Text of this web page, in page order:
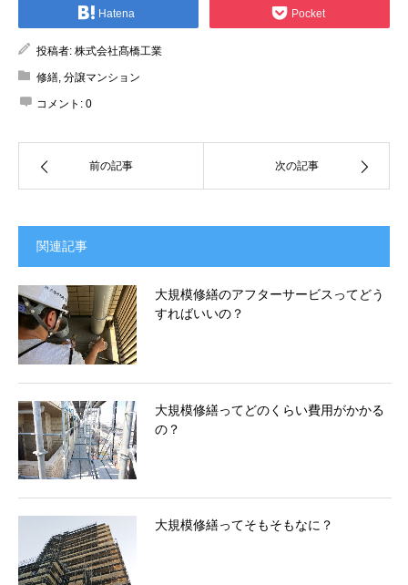
Hatena Pocket
投稿者: 株式会社髙橋工業
修繕, 分譲マンション
コメント: 0
前の記事 次の記事
関連記事
大規模修繕のアフターサービスってどう
すればいいの？
大規模修繕ってどのくらい費用がかかる
の？
大規模修繕ってそもそもなに？